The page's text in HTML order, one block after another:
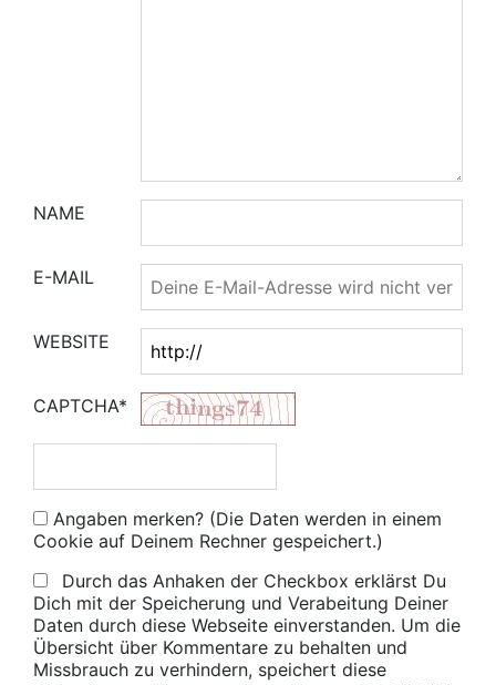
NAME
E-MAIL
WEBSITE
CAPTCHA*
Angaben merken? (Die Daten werden in einem
Cookie auf Deinem Rechner gespeichert.)
Durch das Anhaken der Checkbox erklärst Du
Dich mit der Speicherung und Verabeitung Deiner
Daten durch diese Webseite einverstanden. Um die
Übersicht über Kommentare zu behalten und
Missbrauch zu verhindern, speichert diese